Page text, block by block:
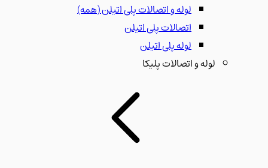
لوله و اتصالات پلی اتیلن(همه)
اتصالات پلی اتیلن
لوله پلی اتیلن
لوله و اتصالات پلیکا